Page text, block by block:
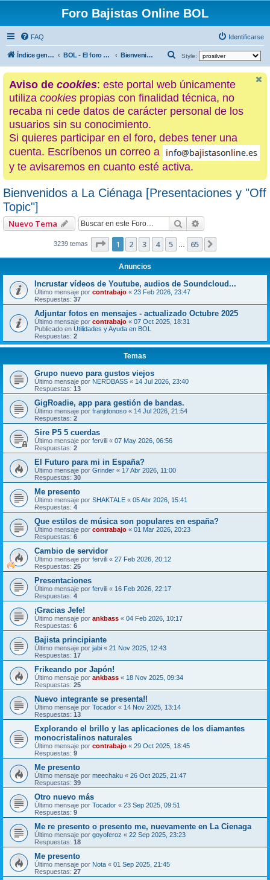
Foro Bajistas Online BOL
FAQ Identificarse
Índice general BOL - El foro de los hijos de La Ciénaga Bienvenidos a La Ciénaga [Presentaciones y "Off Topic"] Style:
u
c
a
Aviso de cookies: este portal web únicamente
utiliza cookies propias con finalidad técnica, no
recaba ni cede datos de carácter personal de los
usuarios sin su conocimiento.
Si quieres participar en el foro, debes tener una
cuenta. Escríbenos un correo a
y te avisaremos en cuanto esté activa.
Bienvenidos a La Ciénaga [Presentaciones y "Off
Topic"]
Nuevo Tema Buscar
3239 temas Página de 65
1 2 3 4 5 65
Anuncios
Incrustar vídeos de Youtube, audios de Soundcloud...
Último mensaje por contrabajo « 23 Feb 2026, 23:47
Respuestas: 37
Adjuntar fotos en mensajes - actualizado Octubre 2025
Último mensaje por contrabajo « 07 Oct 2025, 18:31
Publicado en Utilidades y Ayuda en BOL
Respuestas: 2
Temas
Grupo nuevo para gustos viejos
Último mensaje por NERDBASS « 14 Jul 2026, 23:40
Respuestas: 13
GigRoadie, app para gestión de bandas.
Último mensaje por franjdonoso « 14 Jul 2026, 21:54
Respuestas: 2
Sire P5 5 cuerdas
Último mensaje por fervili « 07 May 2026, 06:56
Respuestas: 2
El Futuro para mi in España?
Último mensaje por Grinder « 17 Abr 2026, 11:00
Respuestas: 30
Me presento
Último mensaje por SHAKTALE « 05 Abr 2026, 15:41
Respuestas: 4
Que estilos de música son populares en españa?
Último mensaje por contrabajo « 01 Mar 2026, 20:23
Respuestas: 6
Cambio de servidor
Último mensaje por fervili « 27 Feb 2026, 20:12
Respuestas: 25
Presentaciones
Último mensaje por fervili « 16 Feb 2026, 22:17
Respuestas: 4
¡Gracias Jefe!
Último mensaje por ankbass « 04 Feb 2026, 10:17
Respuestas: 6
Bajista principiante
Último mensaje por jabi « 21 Nov 2025, 12:43
Respuestas: 17
Frikeando por Japón!
Último mensaje por ankbass « 18 Nov 2025, 09:34
Respuestas: 25
Nuevo integrante se presenta!!
Último mensaje por Tocador « 14 Nov 2025, 13:14
Respuestas: 13
Explorando el brillo y las aplicaciones de los diamantes
monocristalinos naturales
Último mensaje por contrabajo « 29 Oct 2025, 18:45
Respuestas: 9
Me presento
Último mensaje por meechaku « 26 Oct 2025, 21:47
Respuestas: 39
Otro nuevo más
Último mensaje por Tocador « 23 Sep 2025, 09:51
Respuestas: 9
Me re presento o presento me, nuevamente en La Cienaga
Último mensaje por goyoferoz « 22 Sep 2025, 23:23
Respuestas: 18
Me presento
Último mensaje por Nota « 01 Sep 2025, 21:45
Respuestas: 27